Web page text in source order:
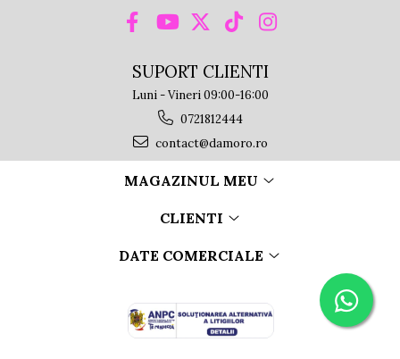
SUPORT CLIENTI
Luni - Vineri 09:00-16:00
0721812444
contact@damoro.ro
MAGAZINUL MEU
CLIENTI
DATE COMERCIALE